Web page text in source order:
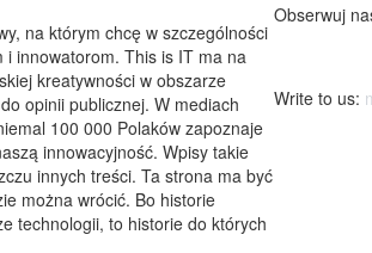
na którym chcę w szczególności
innowatorom. This is IT ma na
kreatywności w obszarze
opinii publicznej. W mediach
100 000 Polaków zapoznaje
innowacyjność. Wpisy takie
innych treści. Ta strona ma być
można wrócić. Bo historie
technologii, to historie do których
Obserwuj
Write to us: